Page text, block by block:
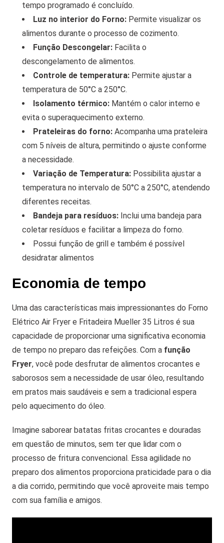
tempo programado é concluído.
Luz no interior do Forno: Permite visualizar os
alimentos durante o processo de cozimento.
Função Descongelar: Facilita o
descongelamento de alimentos.
Controle de temperatura: Permite ajustar a
temperatura de 50°C a 250°C.
Isolamento térmico: Mantém o calor interno e
evita o superaquecimento externo.
Prateleiras do forno: Acompanha uma prateleira
com 5 níveis de altura, permitindo o ajuste conforme
a necessidade.
Variação de Temperatura: Possibilita ajustar a
temperatura no intervalo de 50°C a 250°C, atendendo
diferentes receitas.
Bandeja para resíduos: Inclui uma bandeja para
coletar resíduos e facilitar a limpeza do forno.
Possui função de grill e também é possível
desidratar alimentos
Economia de tempo
Uma das características mais impressionantes do Forno
Elétrico Air Fryer e Fritadeira Mueller 35 Litros é sua
capacidade de proporcionar uma significativa economia
de tempo no preparo das refeições. Com a função
Fryer, você pode desfrutar de alimentos crocantes e
saborosos sem a necessidade de usar óleo, resultando
em pratos mais saudáveis e sem a tradicional espera
pelo aquecimento do óleo.
Imagine saborear batatas fritas crocantes e douradas
em questão de minutos, sem ter que lidar com o
processo de fritura convencional. Essa agilidade no
preparo dos alimentos proporciona praticidade para o dia
a dia corrido, permitindo que você aproveite mais tempo
com sua família e amigos.